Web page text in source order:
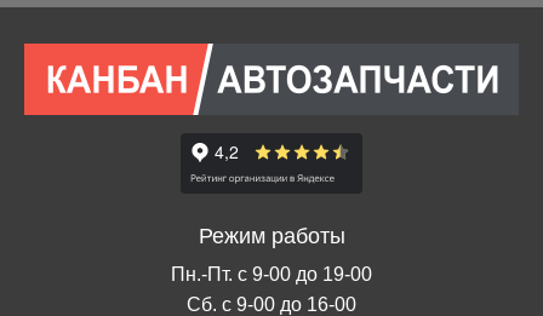
Режим работы
Пн.-Пт. с 9-00 до 19-00
Сб. с 9-00 до 16-00